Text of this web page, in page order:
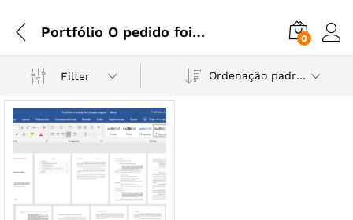
Portfólio O pedido foi trocado 0
Filter Ordenação padrão